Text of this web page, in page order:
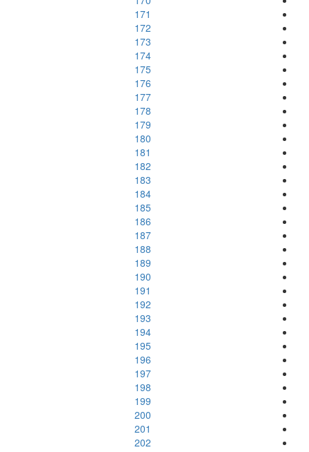
171
172
173
174
175
176
177
178
179
180
181
182
183
184
185
186
187
188
189
190
191
192
193
194
195
196
197
198
199
200
201
202